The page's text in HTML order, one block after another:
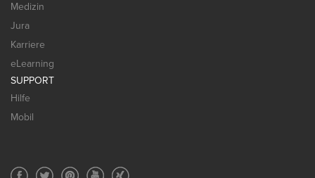
Medizin
Jura
Karriere
eLearning
SUPPORT
Hilfe
Mobil